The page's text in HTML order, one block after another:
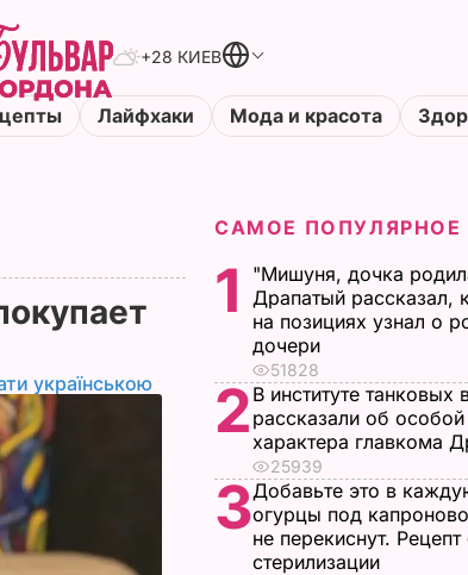
+28 КИЕВ
Лайфхаки Мода и красота
українською
САМОЕ ПОПУЛЯРНОЕ
1
"Мишуня, дочка
Драпатый рассказал,
на позициях узнал о
дочери
51828
2 В институте танковых
рассказали об особой
характера главкома
25939
3Добавьте это в
огурцы под
не перекиснут. Рецепт
стерилизации